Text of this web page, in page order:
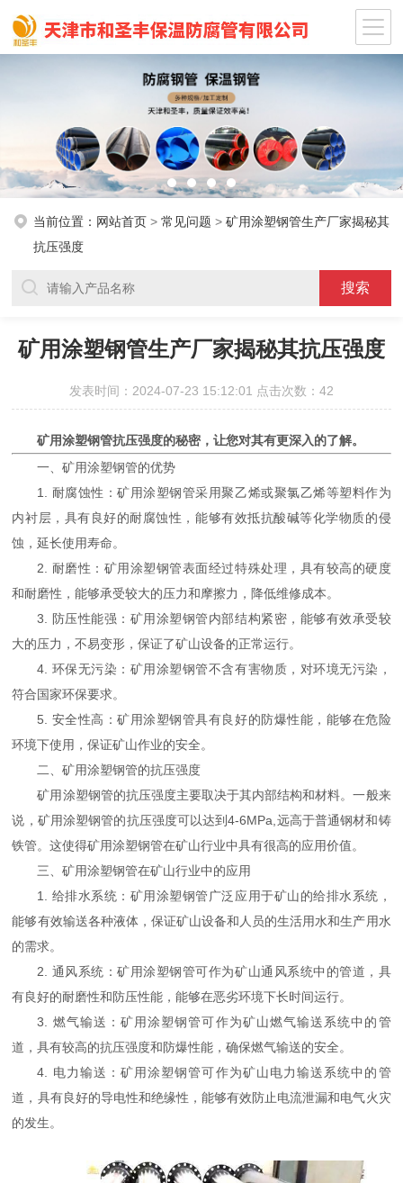
当前位置： 网站首页 > 常见问题 > 矿用涂塑钢管生产厂家揭秘其
抗压强度
矿用涂塑钢管生产厂家揭秘其抗压强度
发表时间：2024-07-23 15:12:01 点击次数：42
矿用涂塑钢管抗压强度的秘密，让您对其有更深入的了解。
一、矿用涂塑钢管的优势
1. 耐腐蚀性：矿用涂塑钢管采用聚乙烯或聚氯乙烯等塑料作为
内衬层，具有良好的耐腐蚀性，能够有效抵抗酸碱等化学物质的侵
蚀，延长使用寿命。
2. 耐磨性：矿用涂塑钢管表面经过特殊处理，具有较高的硬度
和耐磨性，能够承受较大的压力和摩擦力，降低维修成本。
3. 防压性能强：矿用涂塑钢管内部结构紧密，能够有效承受较
大的压力，不易变形，保证了矿山设备的正常运行。
4. 环保无污染：矿用涂塑钢管不含有害物质，对环境无污染，
符合国家环保要求。
5. 安全性高：矿用涂塑钢管具有良好的防爆性能，能够在危险
环境下使用，保证矿山作业的安全。
二、矿用涂塑钢管的抗压强度
矿用涂塑钢管的抗压强度主要取决于其内部结构和材料。一般来
说，矿用涂塑钢管的抗压强度可以达到4-6MPa,远高于普通钢材和铸
铁管。这使得矿用涂塑钢管在矿山行业中具有很高的应用价值。
三、矿用涂塑钢管在矿山行业中的应用
1. 给排水系统：矿用涂塑钢管广泛应用于矿山的给排水系统，
能够有效输送各种液体，保证矿山设备和人员的生活用水和生产用水
的需求。
2. 通风系统：矿用涂塑钢管可作为矿山通风系统中的管道，具
有良好的耐磨性和防压性能，能够在恶劣环境下长时间运行。
3. 燃气输送：矿用涂塑钢管可作为矿山燃气输送系统中的管
道，具有较高的抗压强度和防爆性能，确保燃气输送的安全。
4. 电力输送：矿用涂塑钢管可作为矿山电力输送系统中的管
道，具有良好的导电性和绝缘性，能够有效防止电流泄漏和电气火灾
的发生。